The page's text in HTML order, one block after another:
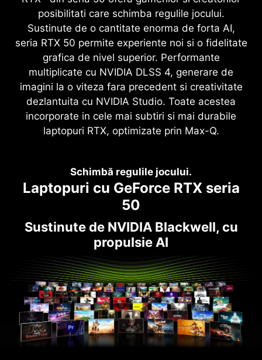
posibilitati care schimba regulile jocului.
Sustinute de o cantitate enorma de forta AI,
seria RTX 50 permite experiente noi si o fidelitate
grafica de nivel superior. Performante
multiplicate cu NVIDIA DLSS 4, generare de
imagini la o viteza fara precedent si creativitate
dezlantuita cu NVIDIA Studio. Toate acestea
incorporate in cele mai subtiri si mai durabile
laptopuri RTX, optimizate prin Max-Q.
Schimbă regulile jocului.
Laptopuri cu GeForce RTX seria
50
Sustinute de NVIDIA Blackwell, cu
propulsie AI